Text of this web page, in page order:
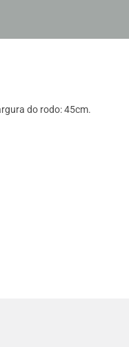
do rodo: 45cm.